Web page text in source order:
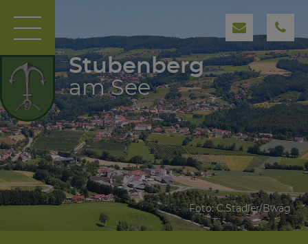
Foto: C.Stadler/Bwag
Stubenberg
am See